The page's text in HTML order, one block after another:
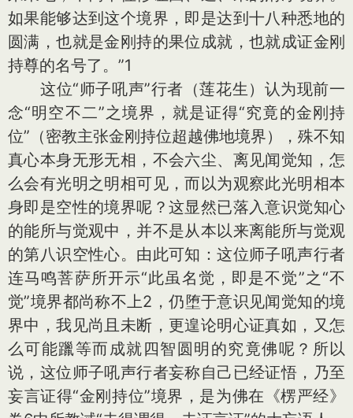
如果能够达到这个境界，即是达到十八种悉地的
圆满，也就是金刚持的果位成就，也就成证金刚
持尊的名号了。”1
这位“师子吼声”行者（莲花生）认为现前一
念“明空不二”之境界，就是证得“究竟的金刚持
位”（密教主张金刚持位超越佛地境界），殊不知
真心本身无形无相，不会六尘、离见闻觉知，怎
么会有光明之明相可见，而以为观察此光明相本
身即是空性的境界呢？这显然已落入意识觉知心
的能所与觉观中，并不是从本以来离能所与觉观
的第八识空性心。由此可知：这位师子吼声行者
连马鸣菩萨所开示“此虽名觉，即是不觉”之“不
觉”境界都尚称不上2，仍堕于意识见闻觉知的境
界中，我见尚且未断，更遑论明心证真如，又怎
么可能躐等而成就四智圆明的究竟佛呢？所以
说，这位师子吼声行者妄称自己已经证悟，乃至
妄言证得“金刚持位”境界，是为佛在《楞严经》